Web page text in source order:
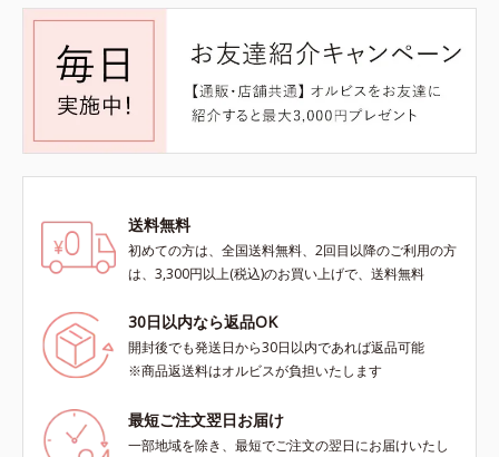
送料無料
初めての方は、全国送料無料、2回目以降のご利用の方
は、3,300円以上(税込)のお買い上げで、送料無料
30日以内なら返品OK
開封後でも発送日から30日以内であれば返品可能
※商品返送料はオルビスが負担いたします
最短ご注文翌日お届け
一部地域を除き、最短でご注文の翌日にお届けいたし